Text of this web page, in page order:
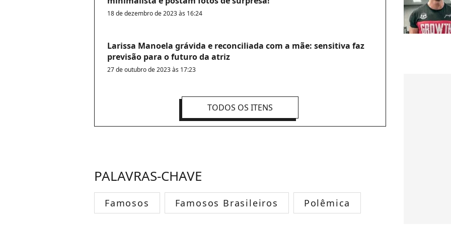
18 de dezembro de 2023 às 16:24
Larissa Manoela grávida e reconciliada com a mãe: sensitiva faz
previsão para o futuro da atriz
27 de outubro de 2023 às 17:23
TODOS OS ITENS
PALAVRAS-CHAVE
Famosos Famosos Brasileiros Polêmica